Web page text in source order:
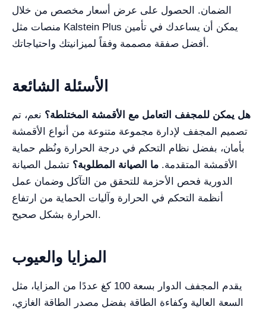
الضمان. الحصول على عرض أسعار مخصص من خلال
منصات مثل Kalstein Plus يمكن أن يساعدك في تأمين
أفضل صفقة مصممة وفقاً لميزانيتك واحتياجاتك.
الأسئلة الشائعة
هل يمكن للمجفف التعامل مع الأقمشة المختلطة؟ نعم، تم
تصميم المجفف لإدارة مجموعة متنوعة من أنواع الأقمشة
بأمان، بفضل نظام التحكم في درجة الحرارة ونُظم حماية
الأقمشة المتقدمة. ما الصيانة المطلوبة؟ تشمل الصيانة
الدورية فحص الأحزمة للتحقق من التآكل وضمان عمل
أنظمة التحكم في الحرارة وآليات الحماية من ارتفاع
الحرارة بشكل صحيح.
المزايا والعيوب
يقدم المجفف الدوار بسعة 100 كغ عددًا من المزايا، مثل
السعة العالية وكفاءة الطاقة بفضل مصدر الطاقة الغازي،